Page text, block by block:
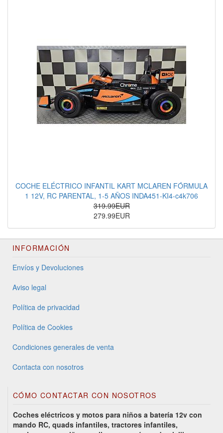
COCHE ELÉCTRICO INFANTIL KART MCLAREN FÓRMULA
1 12V, RC PARENTAL, 1-5 AÑOS INDA451-KI4-c4k706
319.99EUR
279.99EUR
INFORMACIÓN
Envíos y Devoluciones
Aviso legal
Política de privacidad
Política de Cookies
Condiciones generales de venta
Contacta con nosotros
CÓMO CONTACTAR CON NOSOTROS
Coches eléctricos y motos para niños a batería 12v con
mando RC, quads infantiles, tractores infantiles,